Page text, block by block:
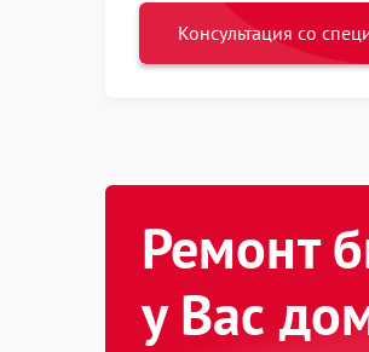
Консультация со
Ремонт
у Вас